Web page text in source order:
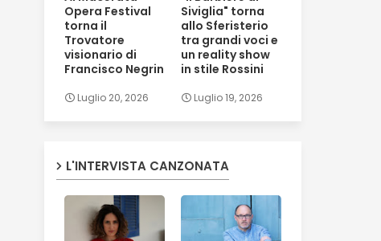
Opera Festival
torna il
Trovatore
visionario di
Francisco Negrin
Luglio 20, 2026
Siviglia" torna
allo Sferisterio
tra grandi voci e
un reality show
in stile Rossini
Luglio 19, 2026
L'INTERVISTA CANZONATA